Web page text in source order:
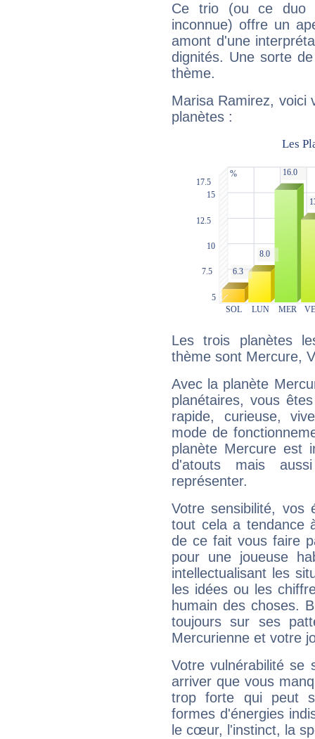
Ce trio (ou ce duo
inconnue) offre un
amont d'une
dignités. Une sorte
thème.
Marisa Ramirez, voici
planètes :
Les trois planètes
thème sont Mercure,
Avec la planète
planétaires, vous
rapide, curieuse,
mode de
planète Mercure est
d'atouts mais
représenter.
Votre sensibilité,
tout cela a tendance
de ce fait vous faire
pour une joueuse
intellectualisant les
les idées ou les
humain des choses.
toujours sur ses
Mercurienne et votre
Votre vulnérabilité se
arriver que vous
trop forte qui peut
formes d'énergies
le cœur, l'instinct, la